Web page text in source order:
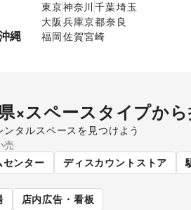
東京神奈川 千葉埼玉
大阪 兵庫京都奈良
縄 福岡佐賀宮崎
×スペースタイプか
ンタルスペースを見つけよう
ピングモール ス
売
センター
ディスカウントストア
店内広告・看板